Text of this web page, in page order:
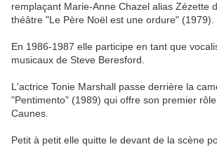
remplaçant Marie-Anne Chazel alias Zézette
théâtre "Le Père Noël est une ordure" (1979).
En 1986-1987 elle participe en tant que
musicaux de Steve Beresford.
L'actrice Tonie Marshall passe derrière la
"Pentimento" (1989) qui offre son premier
Caunes.
Petit à petit elle quitte le devant de la scène